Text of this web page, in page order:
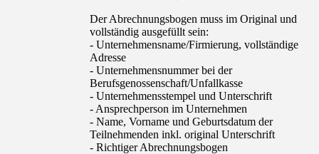
Der Abrechnungsbogen muss im Original und
vollständig ausgefüllt sein:
- Unternehmensname/Firmierung, vollständige
Adresse
- Unternehmensnummer bei der
Berufsgenossenschaft/Unfallkasse
- Unternehmensstempel und Unterschrift
- Ansprechperson im Unternehmen
- Name, Vorname und Geburtsdatum der
Teilnehmenden inkl. original Unterschrift
- Richtiger Abrechnungsbogen